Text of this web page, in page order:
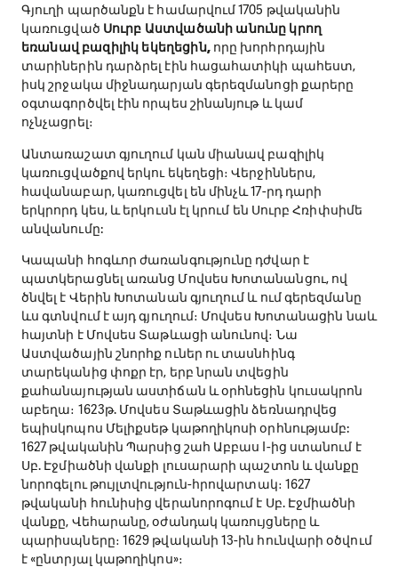
Գյուղի պարծանքն է համարվում 1705 թվականին
կառուցված Սուրբ Աստվածանի անունը կրող
եռանավ բազիլիկ եկեղեցին,որը խորհրդային
տարիներին դարձրել էին հացահատիկի պահեստ,
իսկ շրջակա միջնադարյան գերեզմանոցի քարերը
օգտագործվել էին որպես շինանյութ և կամ
ոչնչացրել։
Անտառաշատ գյուղում կան միանավ բազիլիկ
կառուցվածքով երկու եկեղեցի։ Վերջիններս,
հավանաբար, կառուցվել են մինչև 17-րդ դարի
երկրորդ կես, և երկուսն էլ կրում են Սուրբ Հռիփսիմե
անվանումը:
Կապանի հոգևոր ժառանգությունը դժվար է
պատկերացնել առանց Մովսես Խոտանանցու, ով
ծնվել է Վերին Խոտանան գյուղում և ում գերեզմանը
ևս գտնվում է այդ գյուղում։ Մովսես Խոտանացին նաև
հայտնի է Մովսես Տաթևացի անունով։ Նա
Աստվածային շնորհք ուներ ու տասնհինգ
տարեկանից փոքր էր, երբ նրան տվեցին
քահանայության աստիճան և օրհնեցին կուսակրոն
աբեղա։ 1623թ. Մովսես Տաթևացին ձեռնադրվեց
եպիսկոպոս Մելիքսեթ կաթողիկոսի օրհնությամբ:
1627 թվականին Պարսից շահ Աբբաս I-ից ստանում է
Սբ. Էջմիածնի վանքի լուսարարի պաշտոն և վանքը
նորոգելու թույլտվություն-հրովարտակ։ 1627
թվականի հունիսից վերանորոգում է Սբ. Էջմիածնի
վանքը, Վեհարանը, օժանդակ կառույցները և
պարիսպները։ 1629 թվականի 13-ին հունվարի օծվում